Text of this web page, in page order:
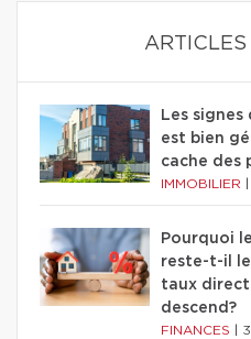
ARTICLES
Les
est bien
cache des
IMMOBILIER
Pourquoi
reste-t-il
taux
descend?
FINANCES